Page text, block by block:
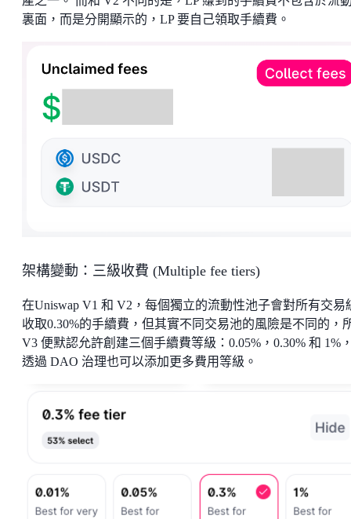
裏面，而是分開顯示的，LP 要自己領取手續費。
架構變動：三級收費 (Multiple fee tiers)
在Uniswap V1 和 V2，每個獨立的流動性池子會對所有交易
收取0.30%的手續費，但其實不同交易池的風險是不同的，
V3 便默認允許創建三個手續費等級：0.05%，0.30% 和 1%
透過 DAO 治理也可以添加更多費用等級。